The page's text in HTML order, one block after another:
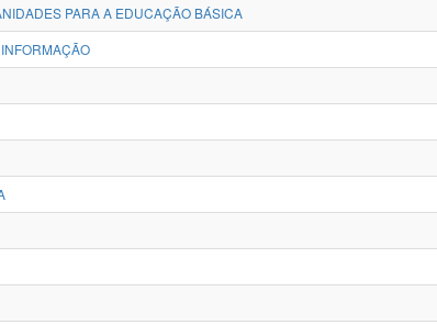
PARA A EDUCAÇÃO BÁSICA